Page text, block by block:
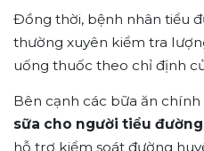
Đồng thời, bệnh nhân tiểu
thường xuyên kiểm tra
uống thuốc theo chỉ định
Bên cạnh các bữa ăn chính
sữa cho người tiểu đường
hỗ trợ kiểm soát đường